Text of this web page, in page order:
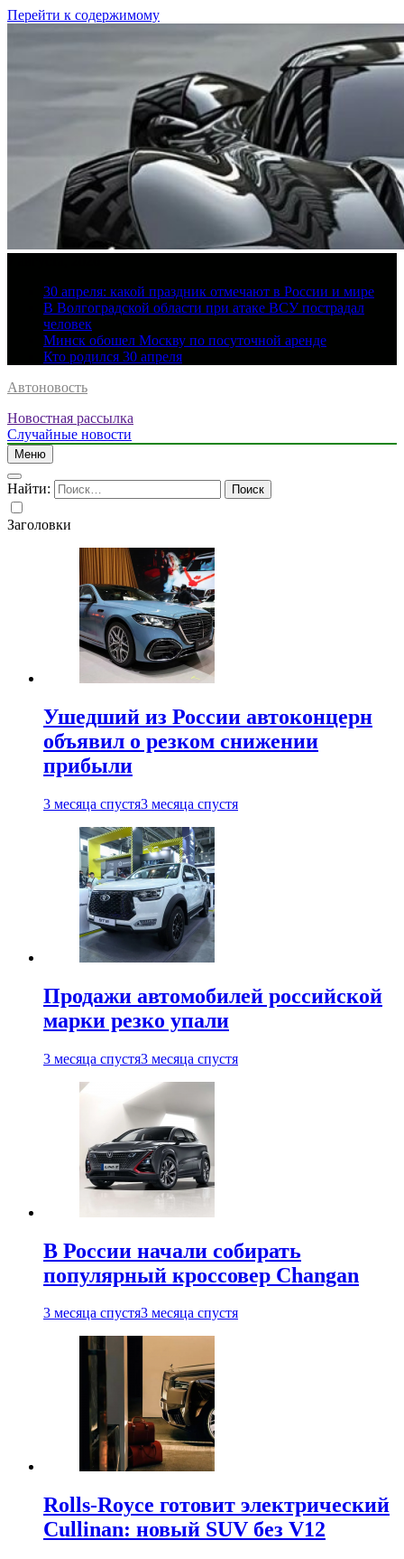
Перейти к содержимому
30 апреля: какой праздник отмечают в России и мире
В Волгоградской области при атаке ВСУ пострадал
человек
Минск обошел Москву по посуточной аренде
Кто родился 30 апреля
Автоновость
Новостная рассылка
Случайные новости
Меню
Найти:
Заголовки
Ушедший из России автоконцерн
объявил о резком снижении
прибыли
3 месяца спустя3 месяца спустя
Продажи автомобилей российской
марки резко упали
3 месяца спустя3 месяца спустя
В России начали собирать
популярный кроссовер Changan
3 месяца спустя3 месяца спустя
Rolls-Royce готовит электрический
Cullinan: новый SUV без V12